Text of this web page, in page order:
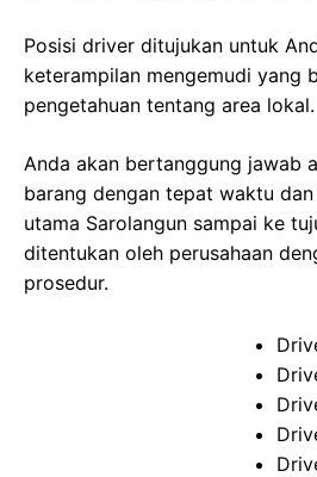
Posisi driver ditujukan untuk
keterampilan mengemudi yang
pengetahuan tentang area lokal.
Anda akan bertanggung jawab
barang dengan tepat waktu
utama Sarolangun sampai ke
ditentukan oleh perusahaan
prosedur.